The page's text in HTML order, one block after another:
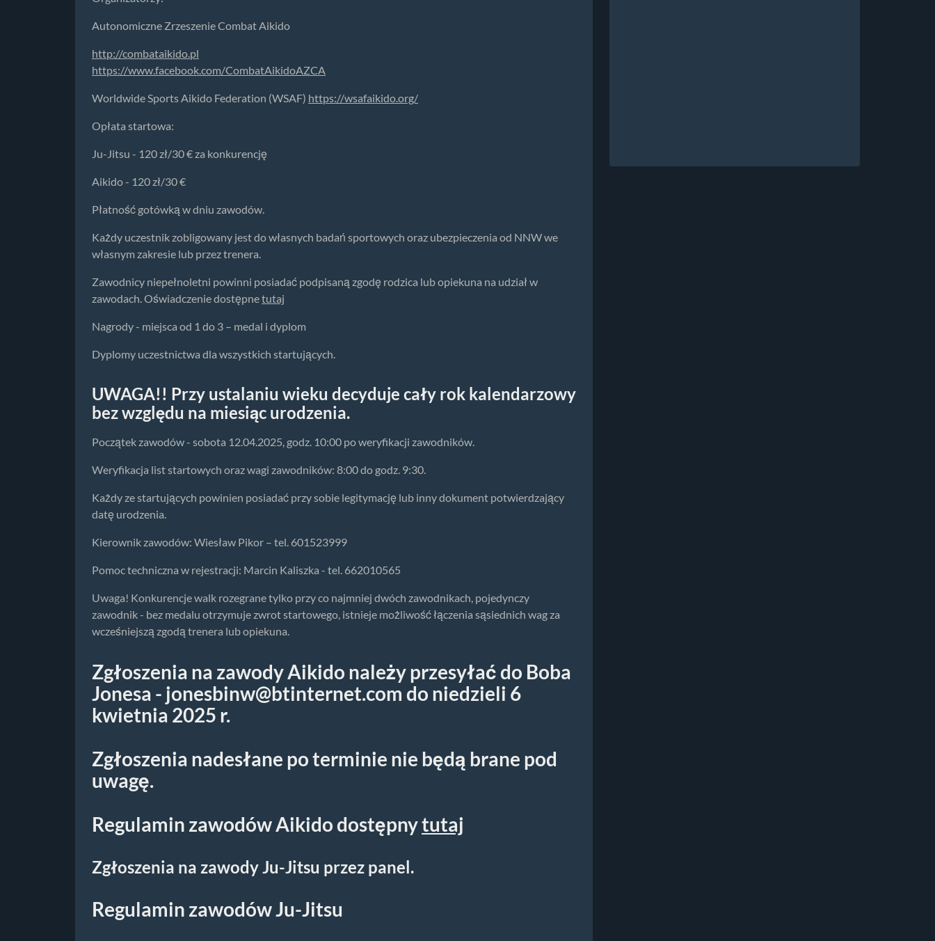
Autonomiczne Zrzeszenie Combat Aikido
http://combataikido.pl
https://www.facebook.com/CombatAikidoAZCA
Worldwide Sports Aikido Federation (WSAF) https://wsafaikido.org/
Opłata startowa:
Ju-Jitsu - 120 zł/30 € za konkurencję
Aikido - 120 zł/30 €
Płatność gotówką w dniu zawodów.
Każdy uczestnik zobligowany jest do własnych badań sportowych oraz ubezpieczenia od NNW we
własnym zakresie lub przez trenera.
Zawodnicy niepełnoletni powinni posiadać podpisaną zgodę rodzica lub opiekuna na udział w
zawodach. Oświadczenie dostępnetutaj
Nagrody - miejsca od 1 do 3 – medal i dyplom
Dyplomy uczestnictwa dla wszystkich startujących.
UWAGA!! Przy ustalaniu wieku decyduje cały rok kalendarzowy
bez względu na miesiąc urodzenia.
Początek zawodów - sobota 12.04.2025, godz. 10:00 po weryfikacji zawodników.
Weryfikacja list startowych oraz wagi zawodników: 8:00 do godz. 9:30.
Każdy ze startujących powinien posiadać przy sobie legitymację lub inny dokument potwierdzający
datę urodzenia.
Kierownik zawodów: Wiesław Pikor – tel. 601523999
Pomoc techniczna w rejestracji: Marcin Kaliszka - tel. 662010565
Uwaga! Konkurencje walk rozegrane tylko przy co najmniej dwóch zawodnikach, pojedynczy
zawodnik - bez medalu otrzymuje zwrot startowego, istnieje możliwość łączenia sąsiednich wag za
wcześniejszą zgodą trenera lub opiekuna.
Zgłoszenia na zawody Aikido należy przesyłać do Boba
Jonesa - jonesbinw@btinternet.com do niedzieli 6
kwietnia 2025 r.
Zgłoszenia nadesłane po terminie nie będą brane pod
uwagę.
Regulamin zawodów Aikido dostępnytutaj
Zgłoszenia na zawody Ju-Jitsu przez panel.
Regulamin zawodów Ju-Jitsu